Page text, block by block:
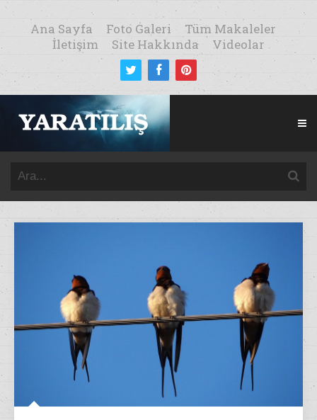
Ana Sayfa Foto Galeri
Tüm Makaleler
İletişim
Site Hakkında Videolar